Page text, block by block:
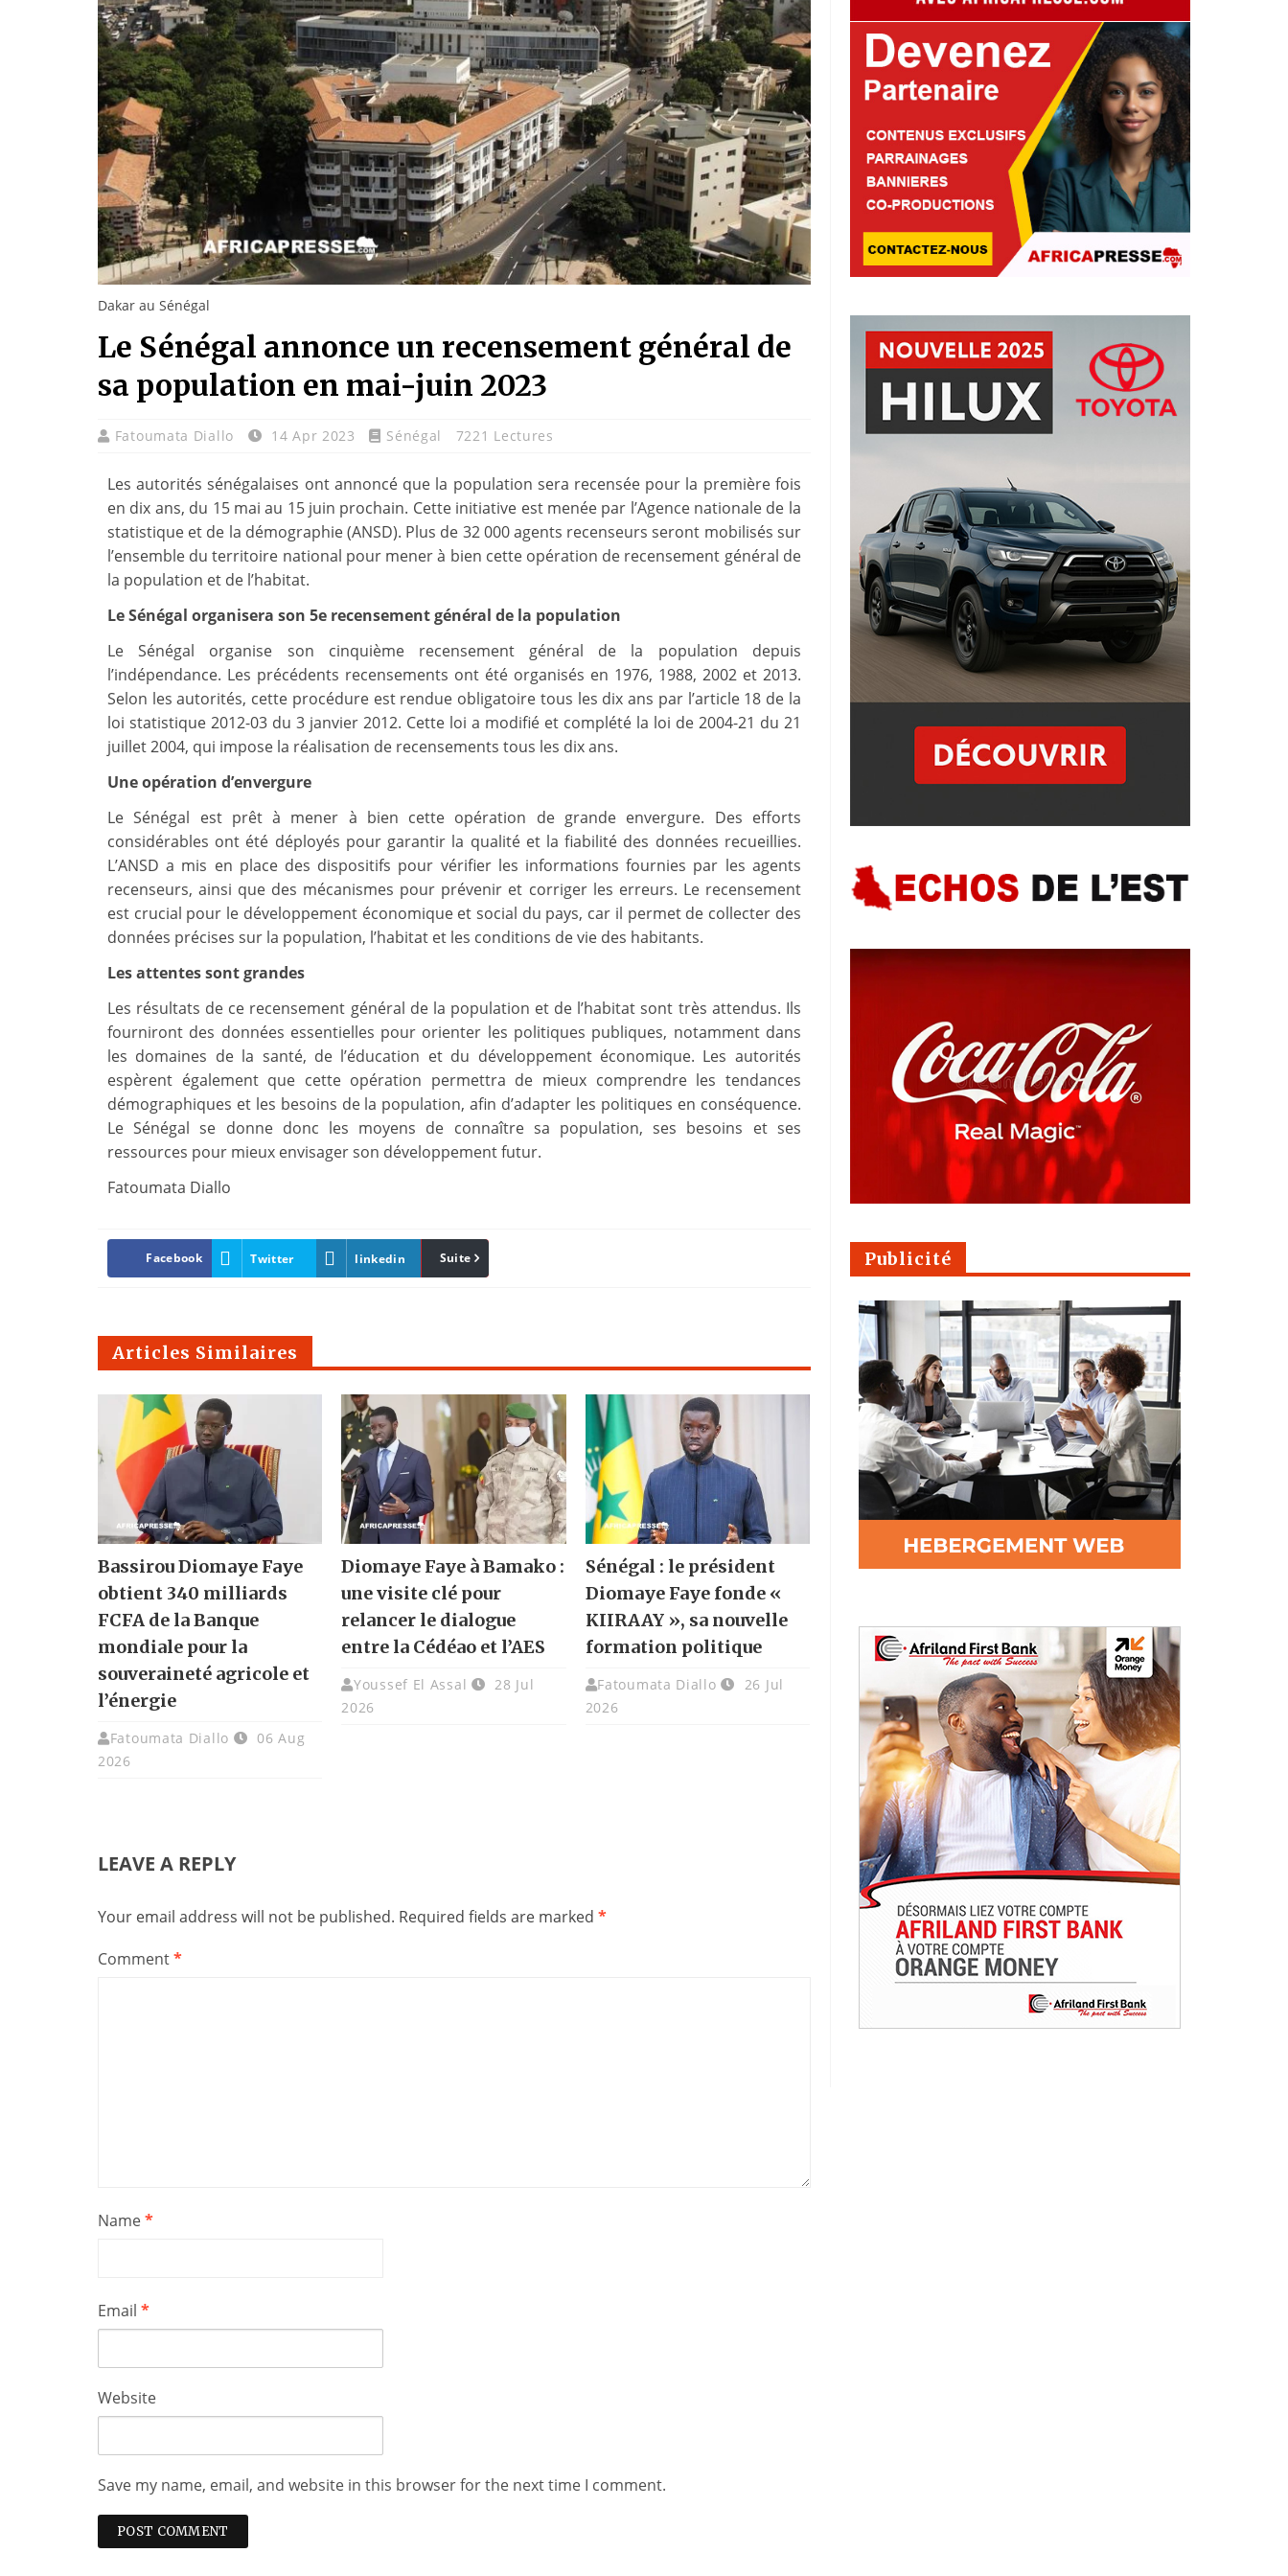
Dakar au Sénégal
Le Sénégal annonce un recensement général de
sa population en mai-juin 2023
Fatoumata Diallo 14 Apr 2023 Sénégal 7221 Lectures
Les autorités sénégalaises ont annoncé que la population sera recensée pour la première fois
en dix ans, du 15 mai au 15 juin prochain. Cette initiative est menée par l’Agence nationale de la
statistique et de la démographie (ANSD). Plus de 32 000 agents recenseurs seront mobilisés sur
l’ensemble du territoire national pour mener à bien cette opération de recensement général de
la population et de l’habitat.
Le Sénégal organisera son 5e recensement général de la population
Le Sénégal organise son cinquième recensement général de la population depuis
l’indépendance. Les précédents recensements ont été organisés en 1976, 1988, 2002 et 2013.
Selon les autorités, cette procédure est rendue obligatoire tous les dix ans par l’article 18 de la
loi statistique 2012-03 du 3 janvier 2012. Cette loi a modifié et complété la loi de 2004-21 du 21
juillet 2004, qui impose la réalisation de recensements tous les dix ans.
Une opération d’envergure
Le Sénégal est prêt à mener à bien cette opération de grande envergure. Des efforts
considérables ont été déployés pour garantir la qualité et la fiabilité des données recueillies.
L’ANSD a mis en place des dispositifs pour vérifier les informations fournies par les agents
recenseurs, ainsi que des mécanismes pour prévenir et corriger les erreurs. Le recensement
est crucial pour le développement économique et social du pays, car il permet de collecter des
données précises sur la population, l’habitat et les conditions de vie des habitants.
Les attentes sont grandes
Les résultats de ce recensement général de la population et de l’habitat sont très attendus. Ils
fourniront des données essentielles pour orienter les politiques publiques, notamment dans
les domaines de la santé, de l’éducation et du développement économique. Les autorités
espèrent également que cette opération permettra de mieux comprendre les tendances
démographiques et les besoins de la population, afin d’adapter les politiques en conséquence.
Le Sénégal se donne donc les moyens de connaître sa population, ses besoins et ses
ressources pour mieux envisager son développement futur.
Fatoumata Diallo
Facebook Twitter linkedin Pinterest
Suite
Articles Similaires
Bassirou Diomaye Faye
obtient 340 milliards
FCFA de la Banque
mondiale pour la
souveraineté agricole et
l’énergie
Fatoumata Diallo
06 Aug
2026
Diomaye Faye à Bamako :
une visite clé pour
relancer le dialogue
entre la Cédéao et l’AES
Youssef El Assal
28 Jul
2026
Sénégal : le président
Diomaye Faye fonde «
KIIRAAY », sa nouvelle
formation politique
Fatoumata Diallo
26 Jul
2026
LEAVE A REPLY
Your email address will not be published. Required fields are marked *
Comment*
Name*
Email *
Website
Save my name, email, and website in this browser for the next time I comment.
Publicité